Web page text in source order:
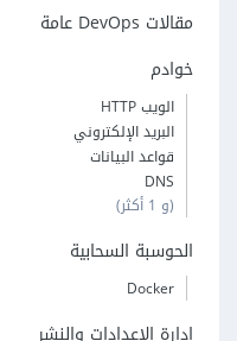
مقالات DevOps عامة
خوادم
الويب HTTP
البريد الإلكتروني
قواعد البيانات
DNS
(و 1 أكثر)
الحوسبة السحابية
Docker